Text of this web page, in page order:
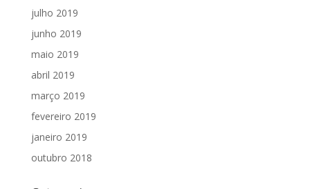
julho 2019
junho 2019
maio 2019
abril 2019
março 2019
fevereiro 2019
janeiro 2019
outubro 2018